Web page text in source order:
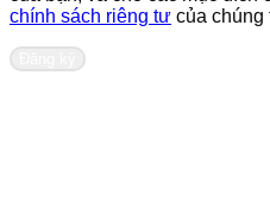
chính sách riêng tư của chúng